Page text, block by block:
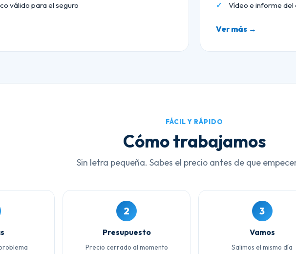
válido para el seguro
Vídeo e informe del
Ver más →
FÁCIL Y RÁPIDO
Cómo trabajamos
Sin letra pequeña. Sabes el precio antes de que
2
Presupuesto
Precio cerrado al momento
3
Vamos
Salimos el mismo día